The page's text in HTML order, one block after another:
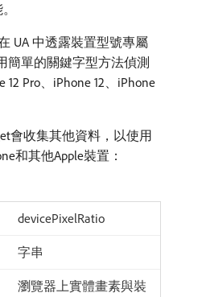
UA 中透露裝置型號專屬
簡單的關鍵字型方法偵測
Pro、iPhone 12、iPhone
會收集其他資料，以使用
和其他Apple裝置：
devicePixelRatio
字串
瀏覽器上實體畫素與裝